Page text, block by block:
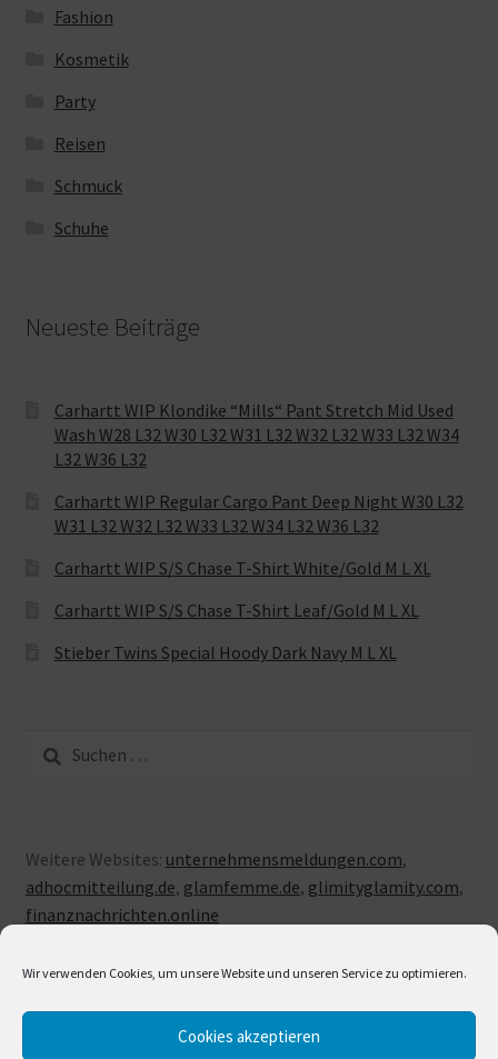
Wir verwenden Cookies, um unsere Website und unseren Service zu optimieren.
Cookies akzeptieren
Fashion
Kosmetik
Party
Reisen
Schmuck
Schuhe
Neueste Beiträge
Carhartt WIP Klondike “Mills“ Pant Stretch Mid Used
Wash W28 L32 W30 L32 W31 L32 W32 L32 W33 L32 W34
L32 W36 L32
Carhartt WIP Regular Cargo Pant Deep Night W30 L32
W31 L32 W32 L32 W33 L32 W34 L32 W36 L32
Carhartt WIP S/S Chase T-Shirt White/Gold M L XL
Carhartt WIP S/S Chase T-Shirt Leaf/Gold M L XL
Stieber Twins Special Hoody Dark Navy M L XL
Suche
nach:
Weitere Websites: unternehmensmeldungen.com,
adhocmitteilung.de, glamfemme.de, glimityglamity.com,
finanznachrichten.online